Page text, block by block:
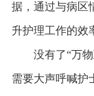
据，通过与病区
升护理工作的效
没有了“万
需要大声呼喊护